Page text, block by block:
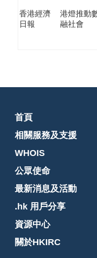
香港經濟
日報
港燈推動
融社會
首頁
相關服務及支援
WHOIS
公眾使命
最新消息及活動
.hk 用戶分享
資源中心
關於HKIRC